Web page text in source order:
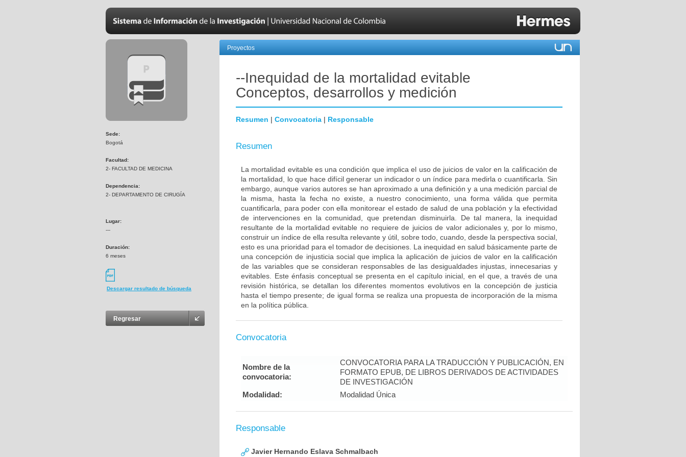
Sede:
Bogotá
Facultad:
2- FACULTAD DE MEDICINA
Dependencia:
2- DEPARTAMENTO DE CIRUGÍA
Lugar:
---
Duración:
6 meses
Descargar resultado de búsqueda
Regresar
Proyectos
--Inequidad de la mortalidad evitable
Conceptos, desarrollos y medición
Resumen | Convocatoria | Responsable
Resumen
La mortalidad evitable es una condición que implica el uso de juicios de valor en la calificación de
la mortalidad, lo que hace difícil generar un indicador o un índice para medirla o cuantificarla. Sin
embargo, aunque varios autores se han aproximado a una definición y a una medición parcial de
la misma, hasta la fecha no existe, a nuestro conocimiento, una forma válida que permita
cuantificarla, para poder con ella monitorear el estado de salud de una población y la efectividad
de intervenciones en la comunidad, que pretendan disminuirla. De tal manera, la inequidad
resultante de la mortalidad evitable no requiere de juicios de valor adicionales y, por lo mismo,
construir un índice de ella resulta relevante y útil, sobre todo, cuando, desde la perspectiva social,
esto es una prioridad para el tomador de decisiones. La inequidad en salud básicamente parte de
una concepción de injusticia social que implica la aplicación de juicios de valor en la calificación
de las variables que se consideran responsables de las desigualdades injustas, innecesarias y
evitables. Este énfasis conceptual se presenta en el capítulo inicial, en el que, a través de una
revisión histórica, se detallan los diferentes momentos evolutivos en la concepción de justicia
hasta el tiempo presente; de igual forma se realiza una propuesta de incorporación de la misma
en la política pública.
Convocatoria
Nombre de la
convocatoria:
CONVOCATORIA PARA LA TRADUCCIÓN Y PUBLICACIÓN, EN
FORMATO EPUB, DE LIBROS DERIVADOS DE ACTIVIDADES
DE INVESTIGACIÓN
Modalidad:
Modalidad Única
Responsable
Javier Hernando Eslava Schmalbach